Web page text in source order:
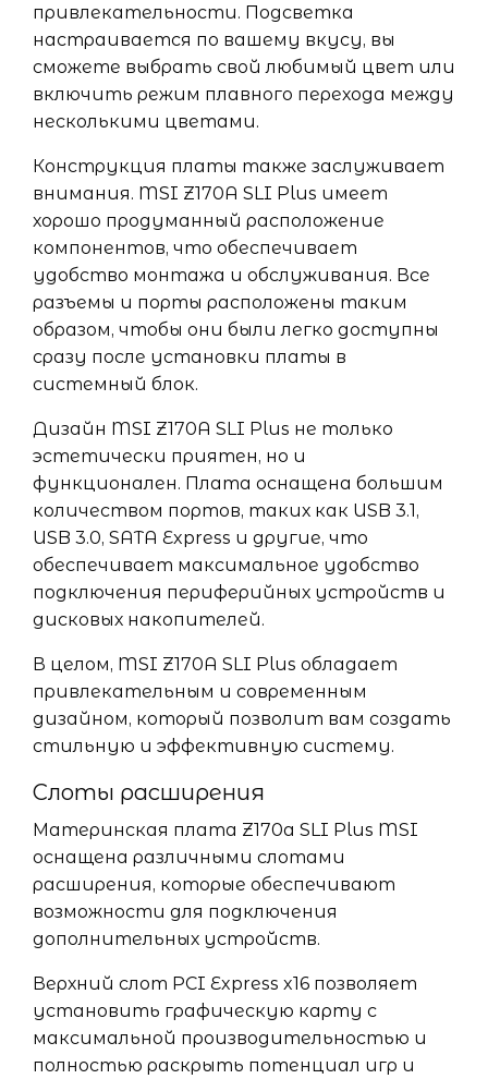
привлекательности. Подсветка
настраивается по вашему вкусу, вы
сможете выбрать свой любимый цвет или
включить режим плавного перехода между
несколькими цветами.
Конструкция платы также заслуживает
внимания. MSI Z170A SLI Plus имеет
хорошо продуманный расположение
компонентов, что обеспечивает
удобство монтажа и обслуживания. Все
разъемы и порты расположены таким
образом, чтобы они были легко доступны
сразу после установки платы в
системный блок.
Дизайн MSI Z170A SLI Plus не только
эстетически приятен, но и
функционален. Плата оснащена большим
количеством портов, таких как USB 3.1,
USB 3.0, SATA Express и другие, что
обеспечивает максимальное удобство
подключения периферийных устройств и
дисковых накопителей.
В целом, MSI Z170A SLI Plus обладает
привлекательным и современным
дизайном, который позволит вам создать
стильную и эффективную систему.
Слоты расширения
Материнская плата Z170a SLI Plus MSI
оснащена различными слотами
расширения, которые обеспечивают
возможности для подключения
дополнительных устройств.
Верхний слот PCI Express x16 позволяет
установить графическую карту с
максимальной производительностью и
полностью раскрыть потенциал игр и